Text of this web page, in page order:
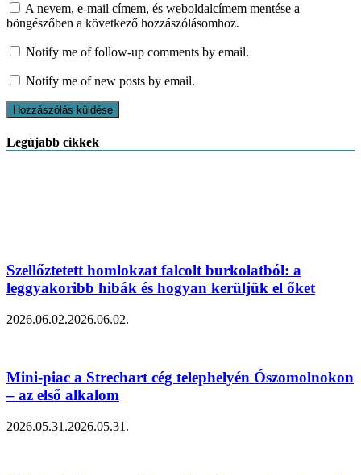
A nevem, e-mail címem, és weboldalcímem mentése a
böngészőben a következő hozzászólásomhoz.
Notify me of follow-up comments by email.
Notify me of new posts by email.
Legújabb cikkek
Szellőztetett homlokzat falcolt burkolatból: a
leggyakoribb hibák és hogyan kerüljük el őket
2026.06.02.2026.06.02.
Mini-piac a Strechart cég telephelyén Ószomolnokon
– az első alkalom
2026.05.31.2026.05.31.